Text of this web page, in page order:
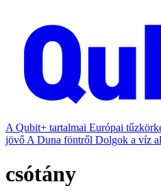
A Qubit+ tartalmai Európai
jövő A Duna föntről Dolgok a víz
csótány